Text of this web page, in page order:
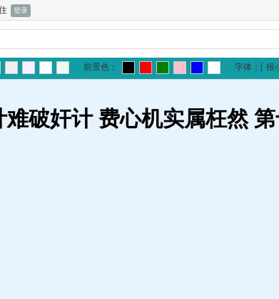
前景色： 字体： [ 很
破奸计 费心机实属枉然